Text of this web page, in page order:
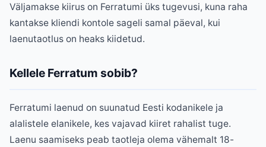
Väljamakse kiirus on Ferratumi üks tugevusi, kuna raha
kantakse kliendi kontole sageli samal päeval, kui
laenutaotlus on heaks kiidetud.
Kellele Ferratum sobib?
Ferratumi laenud on suunatud Eesti kodanikele ja
alalistele elanikele, kes vajavad kiiret rahalist tuge.
Laenu saamiseks peab taotleja olema vähemalt 18-